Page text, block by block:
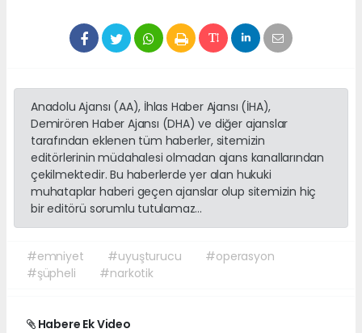
Anadolu Ajansı (AA), İhlas Haber Ajansı (İHA),
Demirören Haber Ajansı (DHA) ve diğer ajanslar
tarafından eklenen tüm haberler, sitemizin
editörlerinin müdahalesi olmadan ajans kanallarından
çekilmektedir. Bu haberlerde yer alan hukuki
muhataplar haberi geçen ajanslar olup sitemizin hiç
bir editörü sorumlu tutulamaz...
#emniyet #uyuşturucu
#operasyon
#şüpheli
#narkotik
Habere Ek Video